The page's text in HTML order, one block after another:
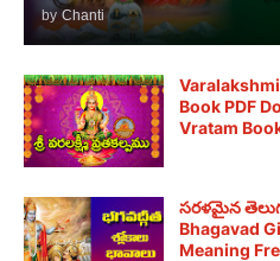
by Chanti
Book PDF
Vratam
సరళమైన
Bhagavad
Meaning